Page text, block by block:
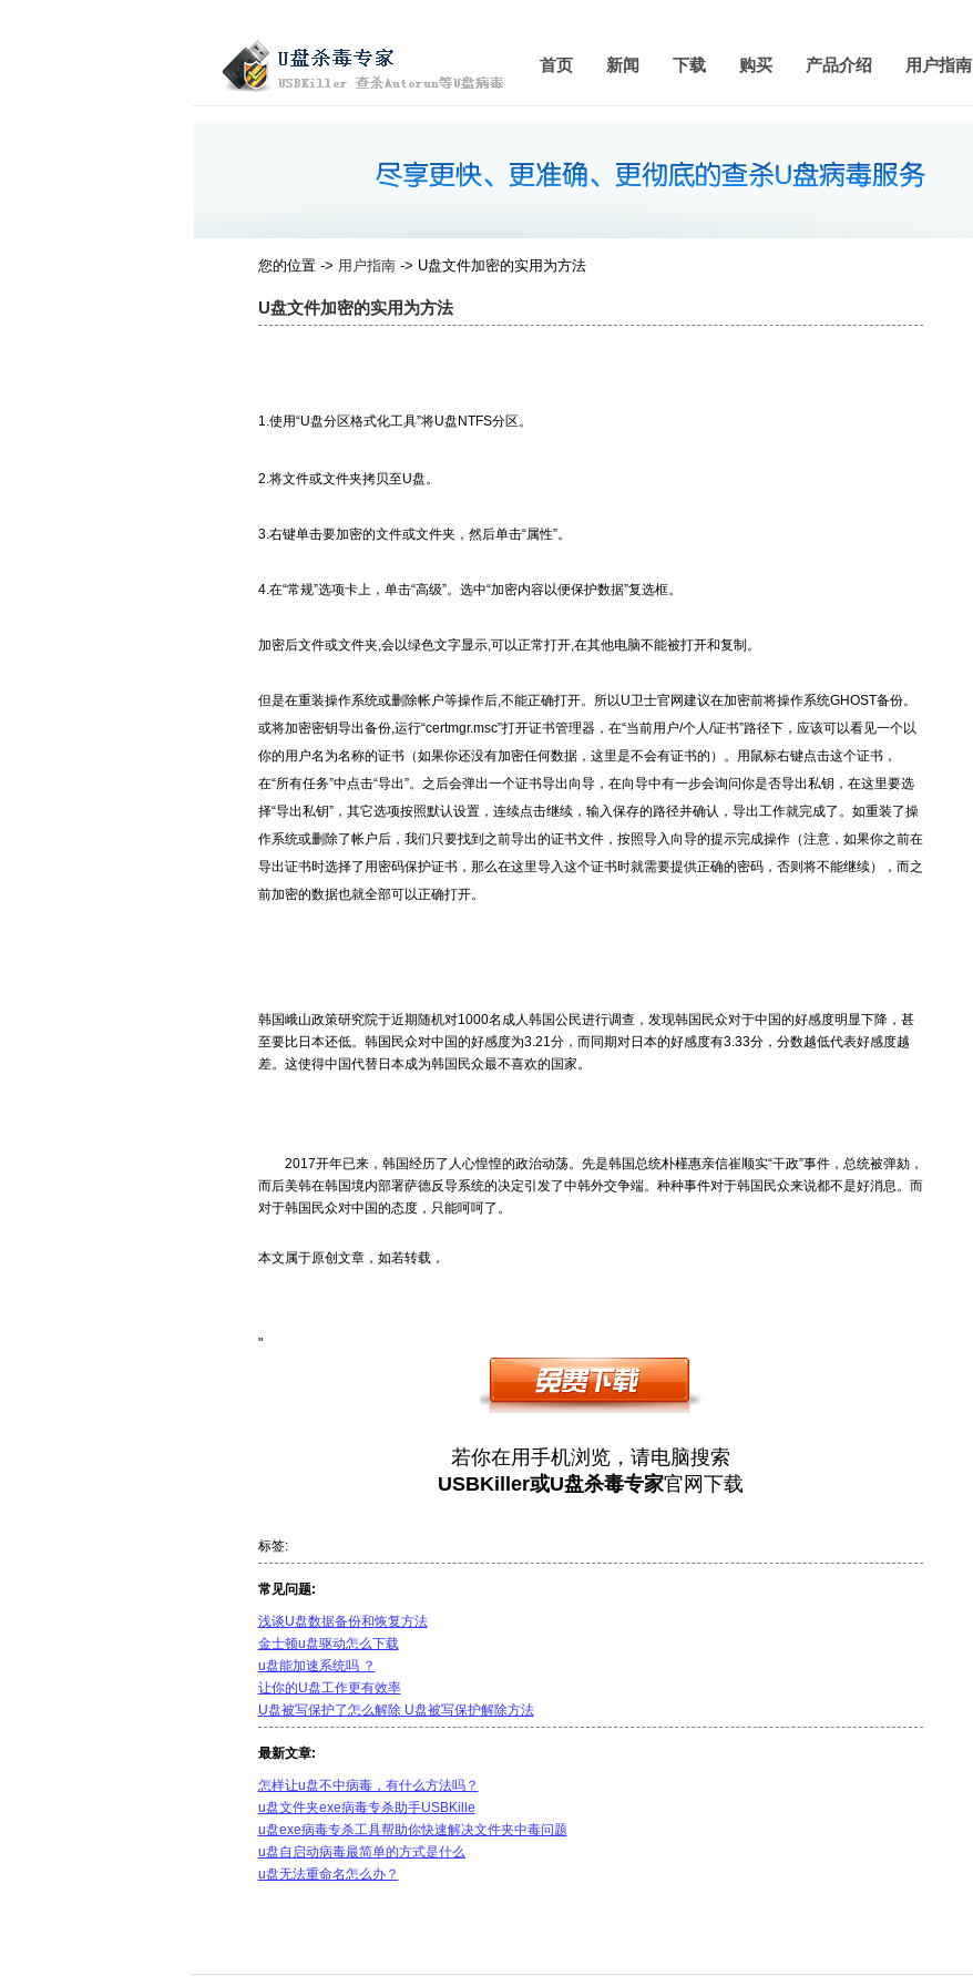
首页 新闻 下载 购买 产品介绍 用户指南
您的位置 -> 用户指南-> U盘文件加密的实用为方法
U盘文件加密的实用为方法
1.使用“U盘分区格式化工具”将U盘NTFS分区。
2.将文件或文件夹拷贝至U盘。
3.右键单击要加密的文件或文件夹，然后单击“属性”。
4.在“常规”选项卡上，单击“高级”。选中“加密内容以便保护数据”复选框。
加密后文件或文件夹,会以绿色文字显示,可以正常打开,在其他电脑不能被打开和复制。
但是在重装操作系统或删除帐户等操作后,不能正确打开。所以U卫士官网建议在加密前将操作系统GHOST备份。
或将加密密钥导出备份,运行“certmgr.msc”打开证书管理器，在“当前用户/个人/证书”路径下，应该可以看见一个以
你的用户名为名称的证书（如果你还没有加密任何数据，这里是不会有证书的）。用鼠标右键点击这个证书，
在“所有任务”中点击“导出”。之后会弹出一个证书导出向导，在向导中有一步会询问你是否导出私钥，在这里要选
择“导出私钥”，其它选项按照默认设置，连续点击继续，输入保存的路径并确认，导出工作就完成了。如重装了操
作系统或删除了帐户后，我们只要找到之前导出的证书文件，按照导入向导的提示完成操作（注意，如果你之前在
导出证书时选择了用密码保护证书，那么在这里导入这个证书时就需要提供正确的密码，否则将不能继续），而之
前加密的数据也就全部可以正确打开。
韩国峨山政策研究院于近期随机对1000名成人韩国公民进行调查，发现韩国民众对于中国的好感度明显下降，甚
至要比日本还低。韩国民众对中国的好感度为3.21分，而同期对日本的好感度有3.33分，分数越低代表好感度越
差。这使得中国代替日本成为韩国民众最不喜欢的国家。
2017开年已来，韩国经历了人心惶惶的政治动荡。先是韩国总统朴槿惠亲信崔顺实“干政”事件，总统被弹劾，
而后美韩在韩国境内部署萨德反导系统的决定引发了中韩外交争端。种种事件对于韩国民众来说都不是好消息。而
对于韩国民众对中国的态度，只能呵呵了。
本文属于原创文章，如若转载，
"
若你在用手机浏览，请电脑搜索
USBKiller或U盘杀毒专家官网下载
标签:
常见问题:
浅谈U盘数据备份和恢复方法
金士顿u盘驱动怎么下载
u盘能加速系统吗 ？
让你的U盘工作更有效率
U盘被写保护了怎么解除 U盘被写保护解除方法
最新文章:
怎样让u盘不中病毒，有什么方法吗？
u盘文件夹exe病毒专杀助手USBKille
u盘exe病毒专杀工具帮助你快速解决文件夹中毒问题
u盘自启动病毒最简单的方式是什么
u盘无法重命名怎么办？